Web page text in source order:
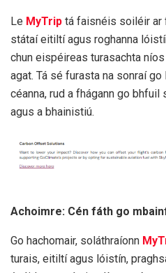
Le MyTrip tá faisnéis soiléir ar
státaí eitiltí agus roghanna
chun eispéireas turasachta
agat. Tá sé furasta na sonraí
céanna, rud a fhágann go
agus a bhainistiú.
Achoimre: Cén fáth go
Go hachomair, soláthraíonn
turais, eitiltí agus lóistín,